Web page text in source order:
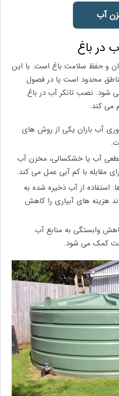
آب
در باغ
و حفظ سلامت باغ است. با این
محدود است یا در فصول
شود. نصب تانکر آب در باغ
می کند.
آب باران یکی از روش ‌های
آب یا خشکسالی، مخزن آب
مقابله با کم ‌آبی عمل می‌ کند.
از آب ذخیره‌ شده به
هزینه‌ های آبیاری را کاهش
وابستگی به منابع آب
کمک می ‌شود.